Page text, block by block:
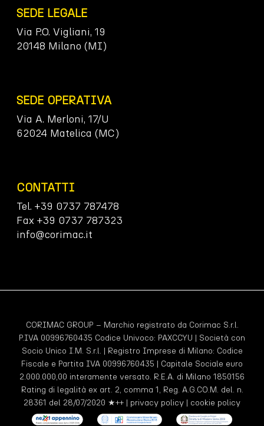
SEDE LEGALE
Via P.O. Vigliani, 19
20148 Milano (MI)
SEDE OPERATIVA
Via A. Merloni, 17/U
62024 Matelica (MC)
CONTATTI
Tel. +39 0737 787478
Fax +39 0737 787323
info@corimac.it
CORIMAC GROUP – Marchio registrato da Corimac S.r.l.
P.IVA 00996760435 Codice Univoco: PAXCCYU | Società con
Socio Unico I.M. S.r.l. | Registro Imprese di Milano: Codice
Fiscale e Partita IVA 00996760435 | Capitale Sociale euro
2.000.000,00 interamente versato. R.E.A. di Milano 1850156
Rating di legalità ex art. 2, comma 1, Reg. A.G.CO.M. del. n.
28361 del 28/07/2020 ★++ | privacy policy | cookie policy